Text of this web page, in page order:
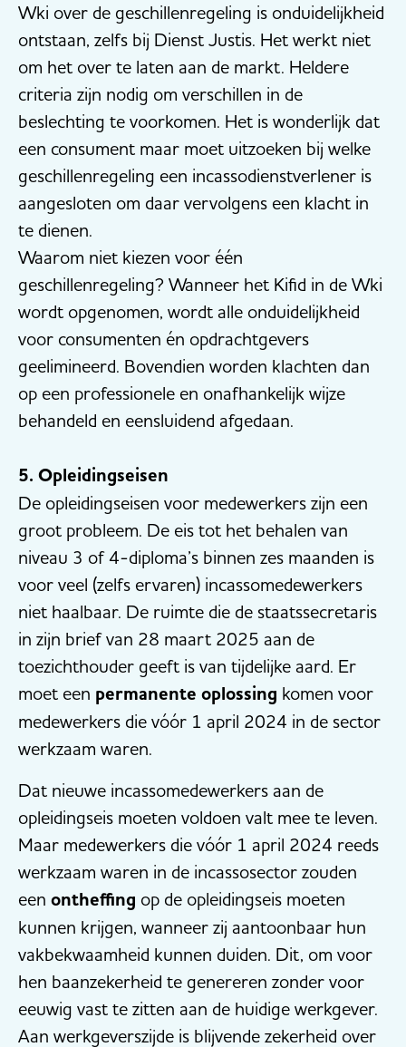
Wki over de geschillenregeling is onduidelijkheid
ontstaan, zelfs bij Dienst Justis. Het werkt niet
om het over te laten aan de markt. Heldere
criteria zijn nodig om verschillen in de
beslechting te voorkomen. Het is wonderlijk dat
een consument maar moet uitzoeken bij welke
geschillenregeling een incassodienstverlener is
aangesloten om daar vervolgens een klacht in
te dienen.
Waarom niet kiezen voor één
geschillenregeling? Wanneer het Kifid in de Wki
wordt opgenomen, wordt alle onduidelijkheid
voor consumenten én opdrachtgevers
geelimineerd. Bovendien worden klachten dan
op een professionele en onafhankelijk wijze
behandeld en eensluidend afgedaan.
5. Opleidingseisen
De opleidingseisen voor medewerkers zijn een
groot probleem. De eis tot het behalen van
niveau 3 of 4-diploma’s binnen zes maanden is
voor veel (zelfs ervaren) incassomedewerkers
niet haalbaar. De ruimte die de staatssecretaris
in zijn brief van 28 maart 2025 aan de
toezichthouder geeft is van tijdelijke aard. Er
moet een permanente oplossing komen voor
medewerkers die vóór 1 april 2024 in de sector
werkzaam waren.
Dat nieuwe incassomedewerkers aan de
opleidingseis moeten voldoen valt mee te leven.
Maar medewerkers die vóór 1 april 2024 reeds
werkzaam waren in de incassosector zouden
een ontheffing op de opleidingseis moeten
kunnen krijgen, wanneer zij aantoonbaar hun
vakbekwaamheid kunnen duiden. Dit, om voor
hen baanzekerheid te genereren zonder voor
eeuwig vast te zitten aan de huidige werkgever.
Aan werkgeverszijde is blijvende zekerheid over